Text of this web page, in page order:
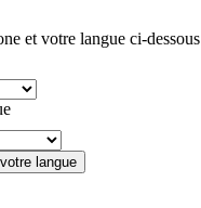
et votre langue ci-dessous
langue